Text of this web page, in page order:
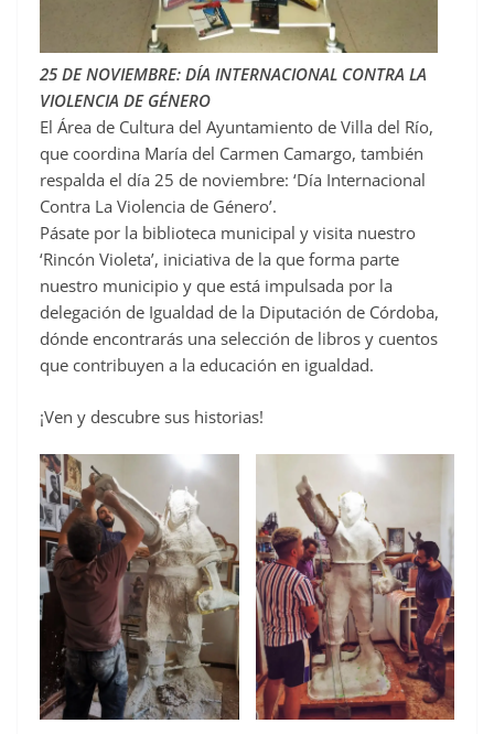
25 DE NOVIEMBRE: DÍA INTERNACIONAL CONTRA LA
VIOLENCIA DE GÉNERO
El Área de Cultura del Ayuntamiento de Villa del Río,
que coordina María del Carmen Camargo, también
respalda el día 25 de noviembre: ‘Día Internacional
Contra La Violencia de Género’.
Pásate por la biblioteca municipal y visita nuestro
‘Rincón Violeta’, iniciativa de la que forma parte
nuestro municipio y que está impulsada por la
delegación de Igualdad de la Diputación de Córdoba,
dónde encontrarás una selección de libros y cuentos
que contribuyen a la educación en igualdad.
¡Ven y descubre sus historias!